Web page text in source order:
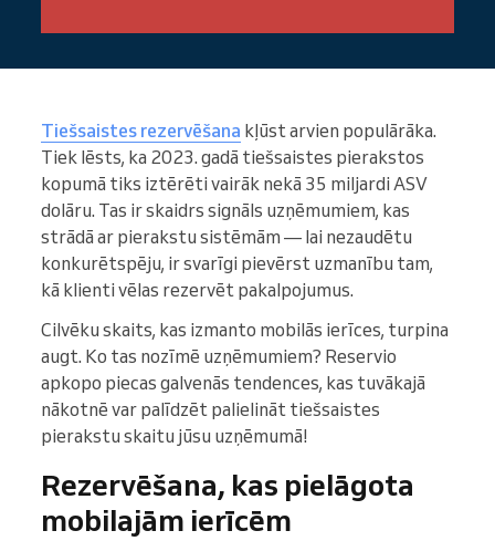
Tiešsaistes rezervēšana kļūst arvien populārāka.
Tiek lēsts, ka 2023. gadā tiešsaistes pierakstos
kopumā tiks iztērēti vairāk nekā 35 miljardi ASV
dolāru. Tas ir skaidrs signāls uzņēmumiem, kas
strādā ar pierakstu sistēmām — lai nezaudētu
konkurētspēju, ir svarīgi pievērst uzmanību tam,
kā klienti vēlas rezervēt pakalpojumus.
Cilvēku skaits, kas izmanto mobilās ierīces, turpina
augt. Ko tas nozīmē uzņēmumiem? Reservio
apkopo piecas galvenās tendences, kas tuvākajā
nākotnē var palīdzēt palielināt tiešsaistes
pierakstu skaitu jūsu uzņēmumā!
Rezervēšana, kas pielāgota
mobilajām ierīcēm